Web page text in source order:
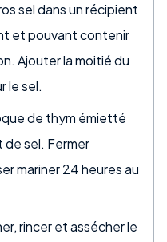
sel dans un récipient
et pouvant contenir
Ajouter la moitié du
le sel.
de thym émietté
sel. Fermer
mariner 24 heures au
rincer et assécher le